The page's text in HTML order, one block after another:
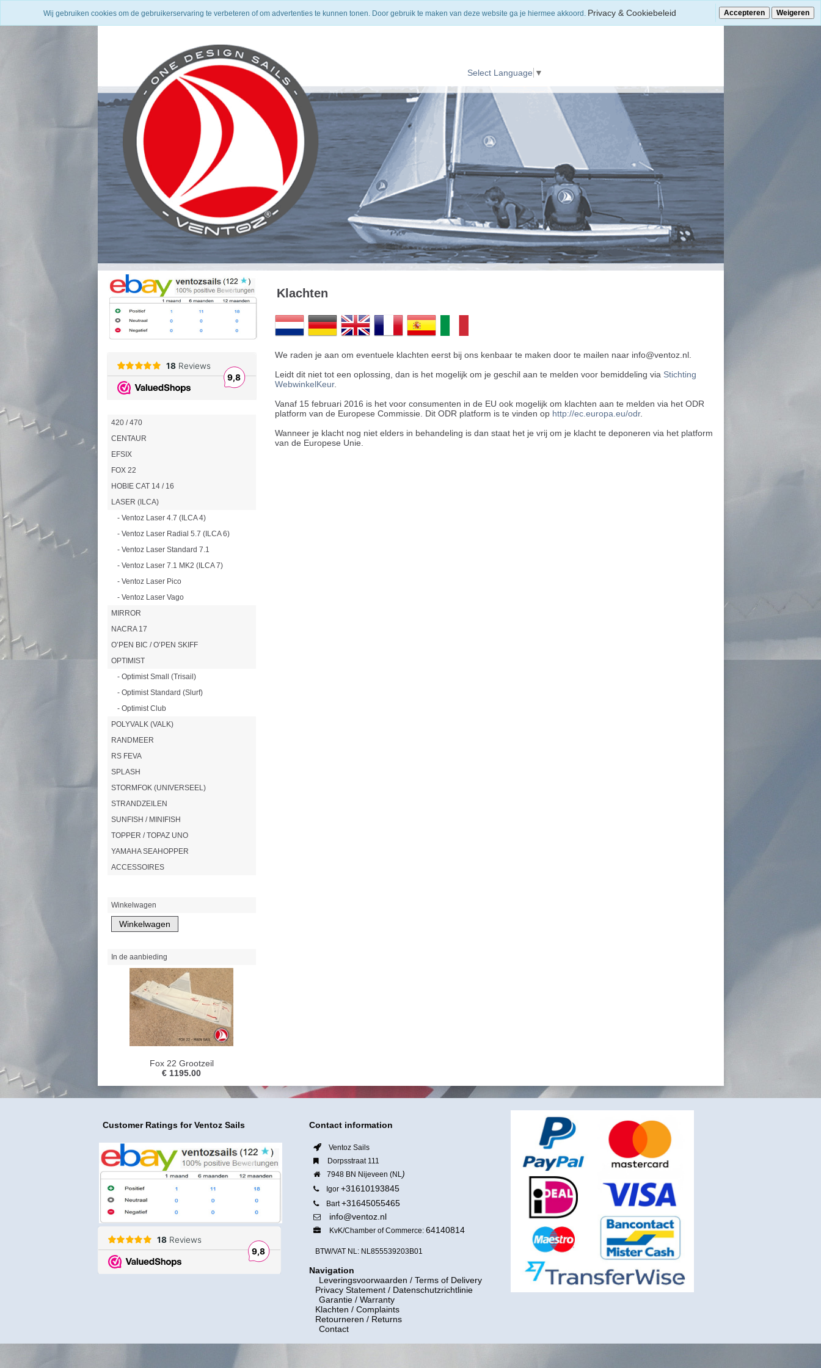
Select Language ▼
HOMEPAGE VERZENDING CONTACT
420 / 470
CENTAUR
EFSIX
FOX 22
HOBIE CAT 14 / 16
LASER (ILCA)
- Ventoz Laser 4.7 (ILCA 4)
- Ventoz Laser Radial 5.7 (ILCA 6)
- Ventoz Laser Standard 7.1
- Ventoz Laser 7.1 MK2 (ILCA 7)
- Ventoz Laser Pico
- Ventoz Laser Vago
MIRROR
NACRA 17
O’PEN BIC / O’PEN SKIFF
OPTIMIST
- Optimist Small (Trisail)
- Optimist Standard (Slurf)
- Optimist Club
POLYVALK (VALK)
RANDMEER
RS FEVA
SPLASH
STORMFOK (UNIVERSEEL)
STRANDZEILEN
SUNFISH / MINIFISH
TOPPER / TOPAZ UNO
YAMAHA SEAHOPPER
ACCESSOIRES
Winkelwagen
In de aanbieding
Fox 22 Grootzeil
€ 1195.00
Klachten
We raden je aan om eventuele klachten eerst bij ons kenbaar te maken door te mailen naar info@ventoz.nl.
Leidt dit niet tot een oplossing, dan is het mogelijk om je geschil aan te melden voor bemiddeling via Stichting
WebwinkelKeur.
Vanaf 15 februari 2016 is het voor consumenten in de EU ook mogelijk om klachten aan te melden via het ODR
platform van de Europese Commissie. Dit ODR platform is te vinden op http://ec.europa.eu/odr.
Wanneer je klacht nog niet elders in behandeling is dan staat het je vrij om je klacht te deponeren via het platform
van de Europese Unie.
Customer Ratingsfor Ventoz Sails Contact information
Ventoz Sails
Dorpsstraat 111
7948 BN Nijeveen (NL )
Igor +31610193845
Bart+31645055465
info@ventoz.nl
KvK/Chamber of Commerce: 64140814
BTW/VAT NL: NL855539203B01
Navigation
Leveringsvoorwaarden / Terms of Delivery
Privacy Statement / Datenschutzrichtlinie
Garantie / Warranty
Klachten / Complaints
Retourneren / Returns
Contact
Wij gebruiken cookies om de gebruikerservaring te verbeteren of om advertenties te kunnen tonen. Door gebruik te maken van deze website ga je hiermee akkoord. Privacy & Cookiebeleid Accepteren Weigeren